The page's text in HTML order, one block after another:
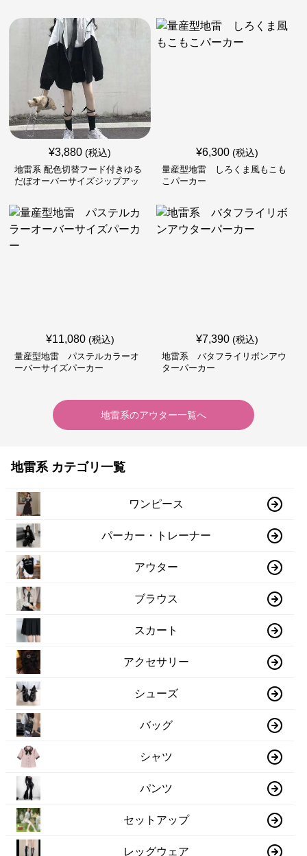
¥3,880 (税込)
地雷系 配色切替フード付きゆる
だぼオーバーサイズジップアッ
¥6,300 (税込)
量産型地雷 しろくま風もこも
こパーカー
¥11,080 (税込)
量産型地雷 パステルカラーオ
ーバーサイズパーカー
¥7,390 (税込)
地雷系 バタフライリボンアウ
ターパーカー
地雷系のアウター一覧へ
地雷系 カテゴリ一覧
ワンピース
パーカー・トレーナー
アウター
ブラウス
スカート
アクセサリー
シューズ
バッグ
シャツ
パンツ
セットアップ
レッグウェア